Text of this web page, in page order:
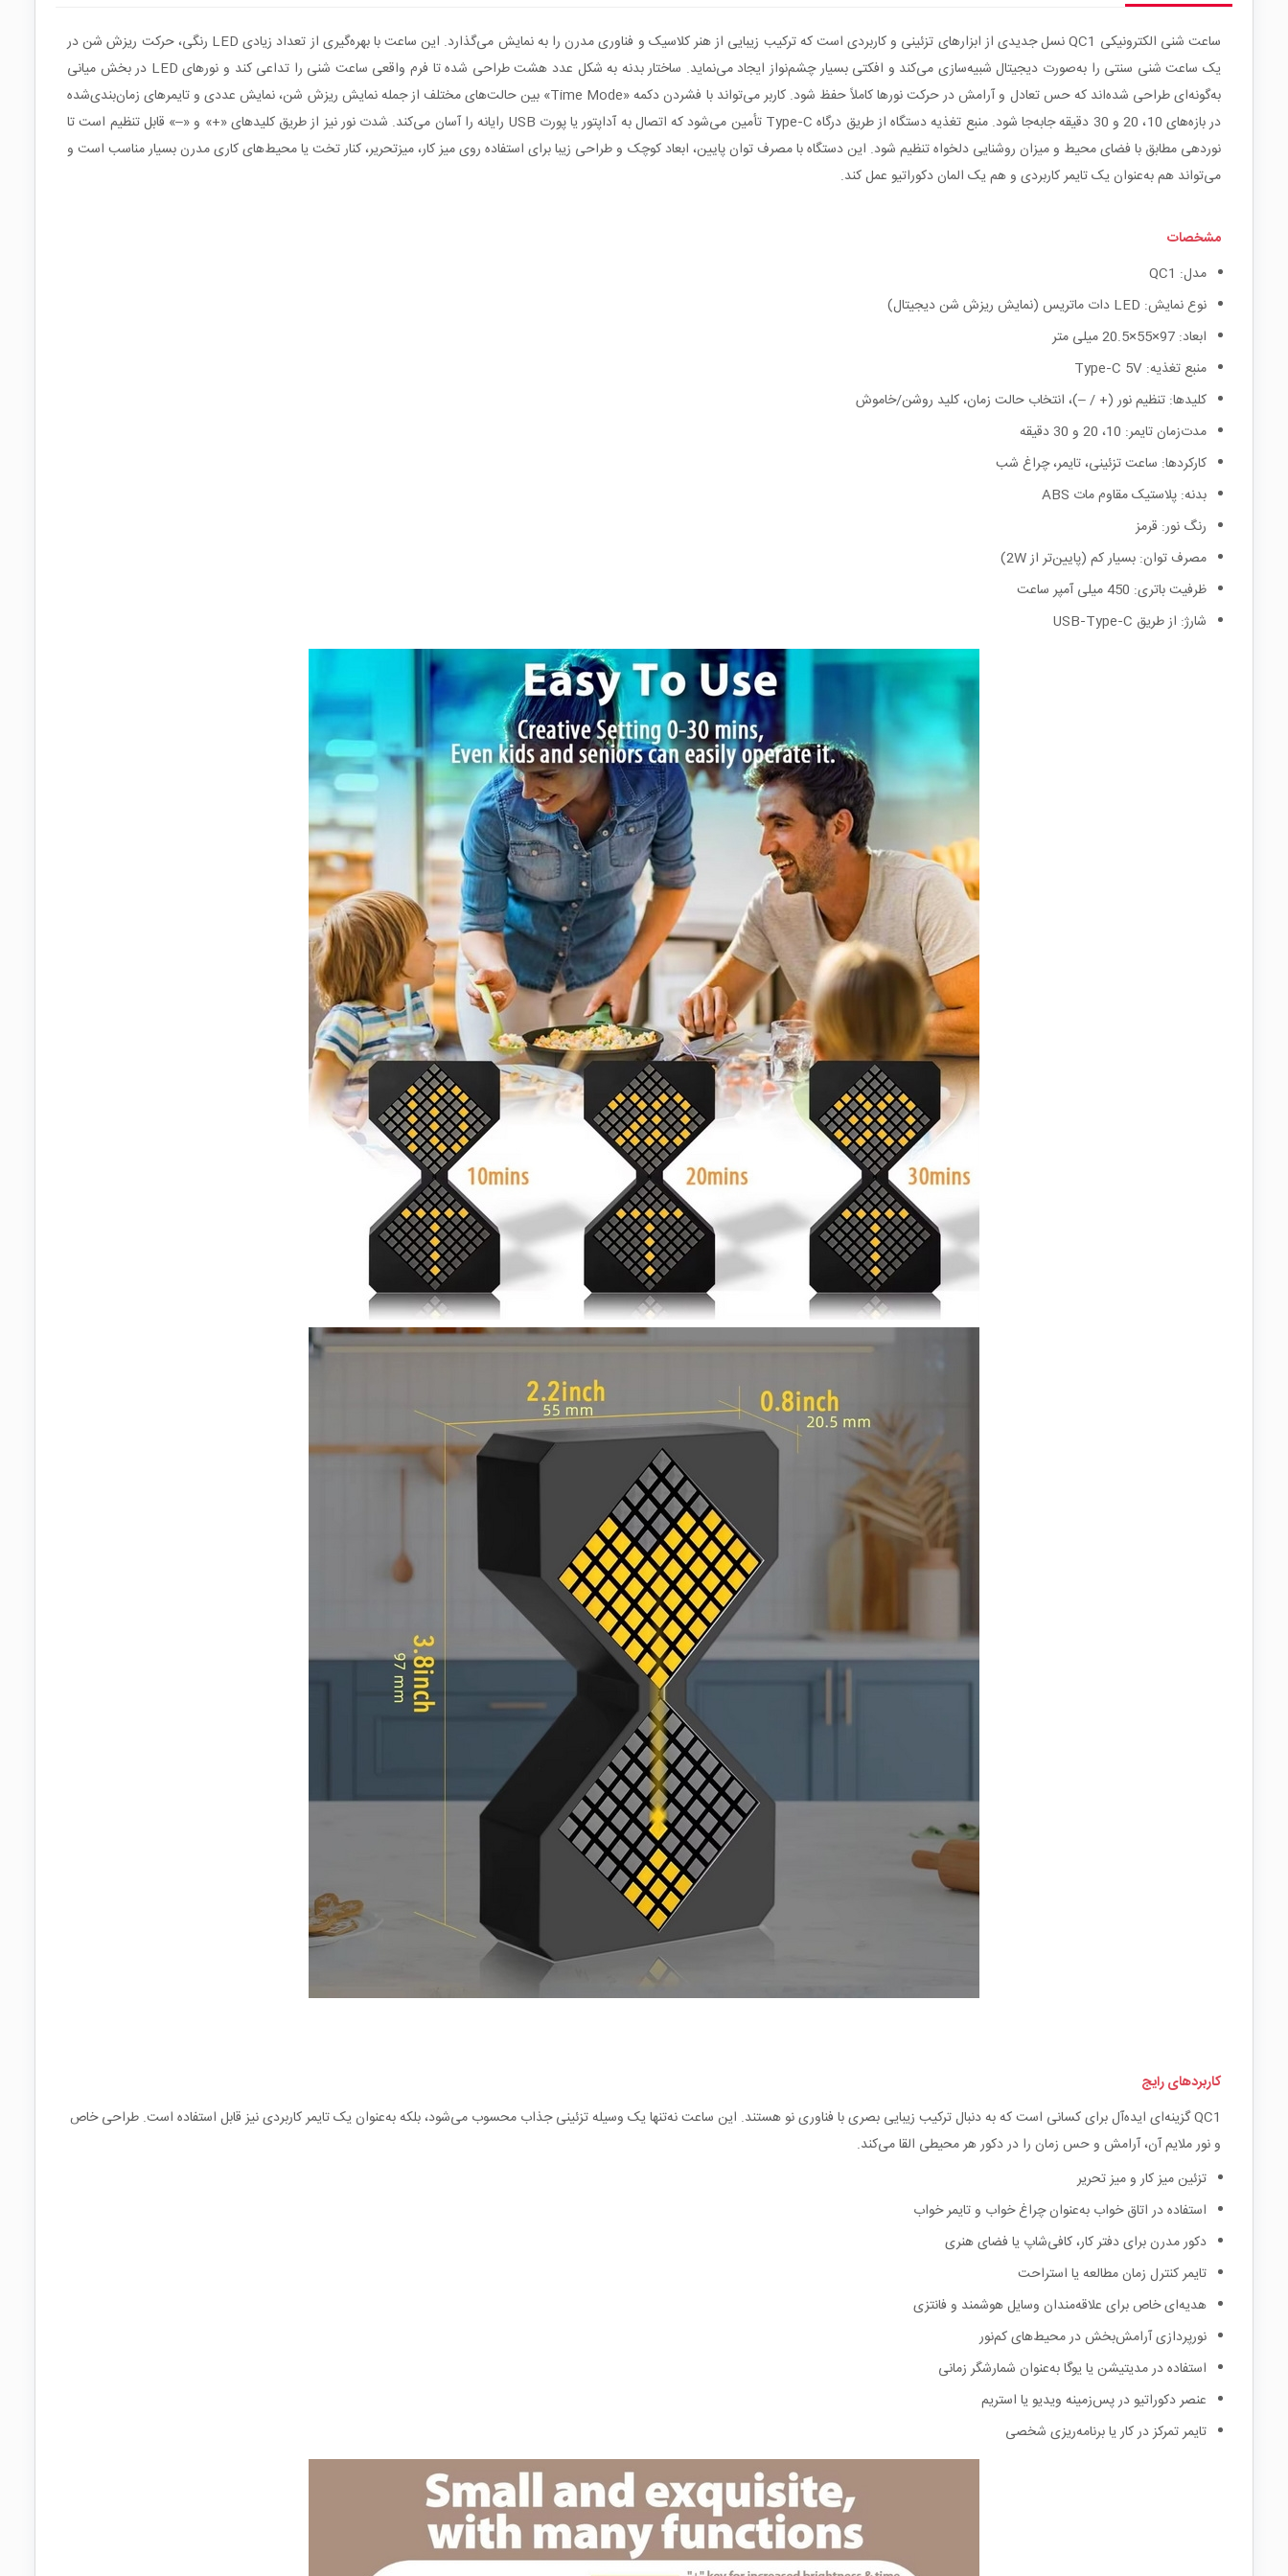
ساعت شنی الکترونیکی QC1 نسل جدیدی از ابزارهای تزئینی و کاربردی است که ترکیب زیبایی از هنر کلاسیک و فناوری مدرن را به نمایش می‌گذارد. این ساعت با بهره‌گیری از تعداد زیادی LED رنگی، حرکت ریزش شن در
یک ساعت شنی سنتی را به‌صورت دیجیتال شبیه‌سازی می‌کند و افکتی بسیار چشم‌نواز ایجاد می‌نماید. ساختار بدنه به شکل عدد هشت طراحی شده تا فرم واقعی ساعت شنی را تداعی کند و نورهای LED در بخش میانی
به‌گونه‌ای طراحی شده‌اند که حس تعادل و آرامش در حرکت نورها کاملاً حفظ شود. کاربر می‌تواند با فشردن دکمه «Time Mode» بین حالت‌های مختلف از جمله نمایش ریزش شن، نمایش عددی و تایمرهای زمان‌بندی‌شده
در بازه‌های 10، 20 و 30 دقیقه جابه‌جا شود. منبع تغذیه دستگاه از طریق درگاه Type‑C تأمین می‌شود که اتصال به آداپتور یا پورت USB رایانه را آسان می‌کند. شدت نور نیز از طریق کلیدهای «+» و «–» قابل تنظیم است تا
نوردهی مطابق با فضای محیط و میزان روشنایی دلخواه تنظیم شود. این دستگاه با مصرف توان پایین، ابعاد کوچک و طراحی زیبا برای استفاده روی میز کار، میزتحریر، کنار تخت یا محیط‌های کاری مدرن بسیار مناسب است و
می‌تواند هم به‌عنوان یک تایمر کاربردی و هم یک المان دکوراتیو عمل کند.
مشخصات
مدل: QC1
نوع نمایش: LED دات ماتریس (نمایش ریزش شن دیجیتال)
ابعاد: 97×55×20.5 میلی متر
منبع تغذیه: Type‑C 5V
کلیدها: تنظیم نور (+ / –)، انتخاب حالت زمان، کلید روشن/خاموش
مدت‌زمان تایمر: 10، 20 و 30 دقیقه
کارکردها: ساعت تزئینی، تایمر، چراغ شب
بدنه: پلاستیک مقاوم مات ABS
رنگ نور: قرمز
مصرف توان: بسیار کم (پایین‌تر از 2W)
ظرفیت باتری: 450 میلی آمپر ساعت
شارژ: از طریق USB‑Type‑C
کاربردهای رایج
QC1 گزینه‌ای ایده‌آل برای کسانی است که به دنبال ترکیب زیبایی بصری با فناوری نو هستند. این ساعت نه‌تنها یک وسیله تزئینی جذاب محسوب می‌شود، بلکه به‌عنوان یک تایمر کاربردی نیز قابل استفاده است. طراحی خاص
و نور ملایم آن، آرامش و حس زمان را در دکور هر محیطی القا می‌کند.
تزئین میز کار و میز تحریر
استفاده در اتاق خواب به‌عنوان چراغ خواب و تایمر خواب
دکور مدرن برای دفتر کار، کافی‌شاپ یا فضای هنری
تایمر کنترل زمان مطالعه یا استراحت
هدیه‌ای خاص برای علاقه‌مندان وسایل هوشمند و فانتزی
نورپردازی آرامش‌بخش در محیط‌های کم‌نور
استفاده در مدیتیشن یا یوگا به‌عنوان شمارشگر زمانی
عنصر دکوراتیو در پس‌زمینه ویدیو یا استریم
تایمر تمرکز در کار یا برنامه‌ریزی شخصی